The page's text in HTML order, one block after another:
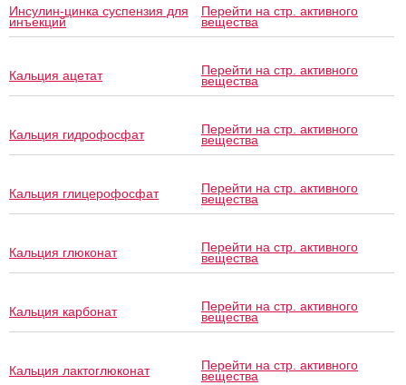
Инсулин-цинка суспензия для
инъекций
Перейти на стр. активного
вещества
Кальция ацетат Перейти на стр. активного
вещества
Кальция гидрофосфат Перейти на стр. активного
вещества
Кальция глицерофосфат Перейти на стр. активного
вещества
Кальция глюконат Перейти на стр. активного
вещества
Кальция карбонат Перейти на стр. активного
вещества
Кальция лактоглюконат Перейти на стр. активного
вещества